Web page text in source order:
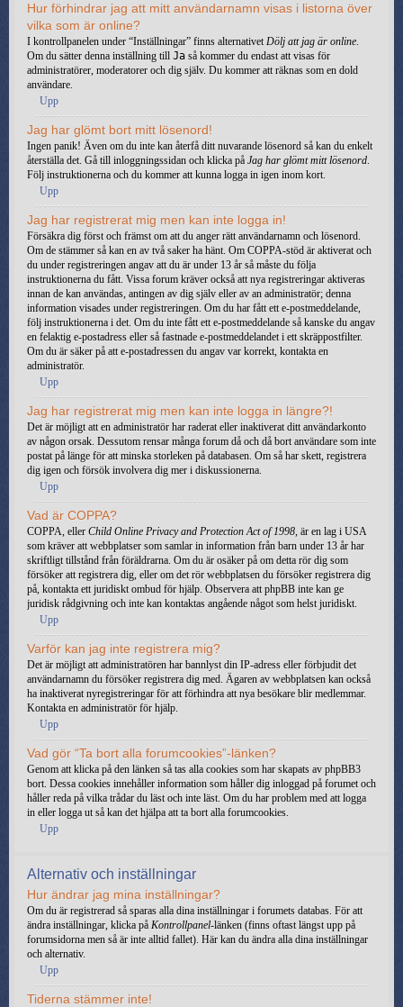
Hur förhindrar jag att mitt användarnamn visas i listorna över
vilka som är online?
I kontrollpanelen under “Inställningar” finns alternativetDölj att jag är online.
Om du sätter denna inställning till Ja så kommer du endast att visas för
administratörer, moderatorer och dig själv. Du kommer att räknas som en dold
användare.
Upp
Jag har glömt bort mitt lösenord!
Ingen panik! Även om du inte kan återfå ditt nuvarande lösenord så kan du enkelt
återställa det. Gå till inloggningssidan och klicka på Jag har glömt mitt lösenord.
Följ instruktionerna och du kommer att kunna logga in igen inom kort.
Upp
Jag har registrerat mig men kan inte logga in!
Försäkra dig först och främst om att du anger rätt användarnamn och lösenord.
Om de stämmer så kan en av två saker ha hänt. Om COPPA-stöd är aktiverat och
du under registreringen angav att du är under 13 år så måste du följa
instruktionerna du fått. Vissa forum kräver också att nya registreringar aktiveras
innan de kan användas, antingen av dig själv eller av an administratör; denna
information visades under registreringen. Om du har fått ett e-postmeddelande,
följ instruktionerna i det. Om du inte fått ett e-postmeddelande så kanske du angav
en felaktig e-postadress eller så fastnade e-postmeddelandet i ett skräppostfilter.
Om du är säker på att e-postadressen du angav var korrekt, kontakta en
administratör.
Upp
Jag har registrerat mig men kan inte logga in längre?!
Det är möjligt att en administratör har raderat eller inaktiverat ditt användarkonto
av någon orsak. Dessutom rensar många forum då och då bort användare som inte
postat på länge för att minska storleken på databasen. Om så har skett, registrera
dig igen och försök involvera dig mer i diskussionerna.
Upp
Vad är COPPA?
COPPA, eller Child Online Privacy and Protection Act of 1998, är en lag i USA
som kräver att webbplatser som samlar in information från barn under 13 år har
skriftligt tillstånd från föräldrarna. Om du är osäker på om detta rör dig som
försöker att registrera dig, eller om det rör webbplatsen du försöker registrera dig
på, kontakta ett juridiskt ombud för hjälp. Observera att phpBB inte kan ge
juridisk rådgivning och inte kan kontaktas angående något som helst juridiskt.
Upp
Varför kan jag inte registrera mig?
Det är möjligt att administratören har bannlyst din IP-adress eller förbjudit det
användarnamn du försöker registrera dig med. Ägaren av webbplatsen kan också
ha inaktiverat nyregistreringar för att förhindra att nya besökare blir medlemmar.
Kontakta en administratör för hjälp.
Upp
Vad gör “Ta bort alla forumcookies”-länken?
Genom att klicka på den länken så tas alla cookies som har skapats av phpBB3
bort. Dessa cookies innehåller information som håller dig inloggad på forumet och
håller reda på vilka trådar du läst och inte läst. Om du har problem med att logga
in eller logga ut så kan det hjälpa att ta bort alla forumcookies.
Upp
Alternativ och inställningar
Hur ändrar jag mina inställningar?
Om du är registrerad så sparas alla dina inställningar i forumets databas. För att
ändra inställningar, klicka på Kontrollpanel-länken (finns oftast längst upp på
forumsidorna men så är inte alltid fallet). Här kan du ändra alla dina inställningar
och alternativ.
Upp
Tiderna stämmer inte!